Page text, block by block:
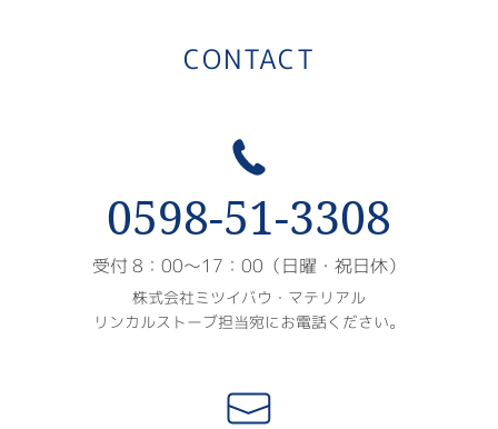
CONTACT
0598-51-3308
受付 8：00〜17：00（日曜・祝日休）
株式会社ミツイバウ・マテリアル
リンカルストーブ担当宛にお電話ください。